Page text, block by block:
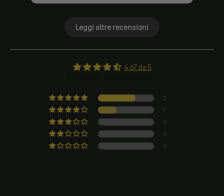
Leggi altre recensioni
4.67 da 5
2
1
0
0
0